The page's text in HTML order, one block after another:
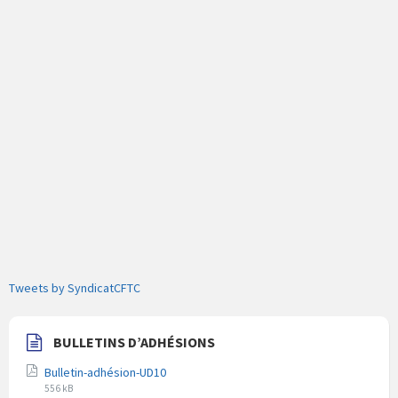
Tweets by SyndicatCFTC
BULLETINS D’ADHÉSIONS
Bulletin-adhésion-UD10
Extension
Taille
556 kB